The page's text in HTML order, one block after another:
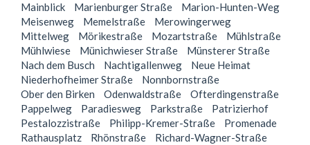
Mainblick
Marienburger Straße
Marion-Hunten-Weg
Meisenweg
Memelstraße
Merowingerweg
Mittelweg
Mörikestraße Mozartstraße
Mühlstraße
Mühlwiese
Münichwieser Straße
Münsterer Straße
Nach dem Busch
Nachtigallenweg
Neue Heimat
Niederhofheimer Straße
Nonnbornstraße
Ober den Birken
Odenwaldstraße
Ofterdingenstraße
Pappelweg
Paradiesweg Parkstraße
Patrizierhof
Pestalozzistraße
Philipp-Kremer-Straße
Promenade
Rathausplatz
Rhönstraße
Richard-Wagner-Straße